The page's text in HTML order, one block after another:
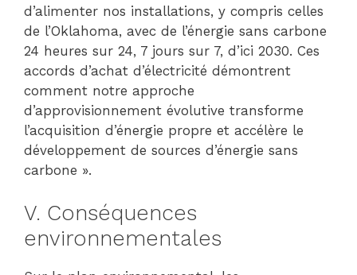
d’alimenter nos installations, y compris celles
de l’Oklahoma, avec de l’énergie sans carbone
24 heures sur 24, 7 jours sur 7, d’ici 2030. Ces
accords d’achat d’électricité démontrent
comment notre approche
d’approvisionnement évolutive transforme
l’acquisition d’énergie propre et accélère le
développement de sources d’énergie sans
carbone ».
V. Conséquences
environnementales